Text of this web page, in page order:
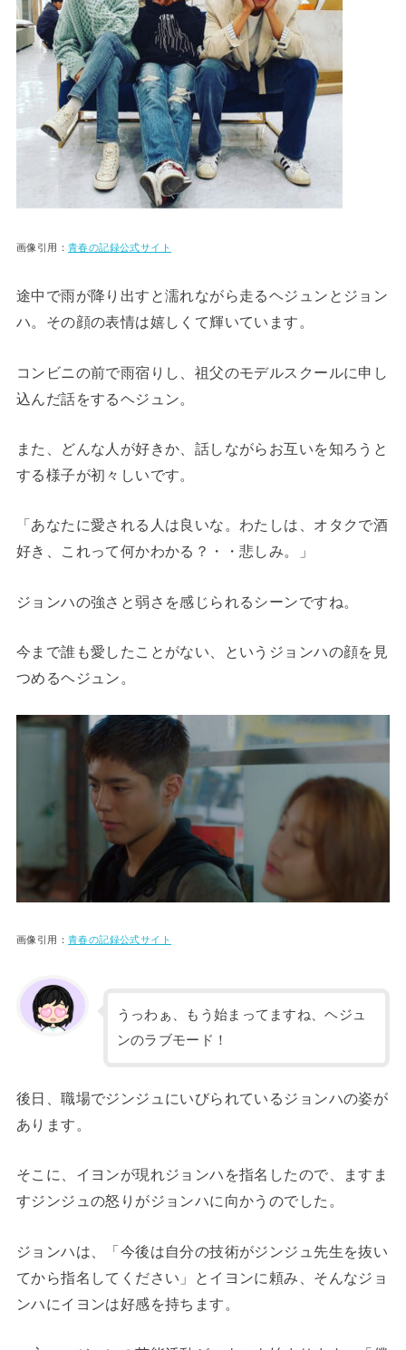
画像引用： 青春の記録公式サイト
途中で雨が降り出すと濡れながら走るヘジュンとジョン
ハ。その顔の表情は嬉しくて輝いています。
コンビニの前で雨宿りし、祖父のモデルスクールに申し
込んだ話をするヘジュン。
また、どんな人が好きか、話しながらお互いを知ろうと
する様子が初々しいです。
「あなたに愛される人は良いな。わたしは、オタクで酒
好き、これって何かわかる？・・悲しみ。」
ジョンハの強さと弱さを感じられるシーンですね。
今まで誰も愛したことがない、というジョンハの顔を見
つめるヘジュン。
画像引用： 青春の記録公式サイト
うっわぁ、もう始まってますね、ヘジュ
ンのラブモード！
後日、職場でジンジュにいびられているジョンハの姿が
あります。
そこに、イヨンが現れジョンハを指名したので、ますま
すジンジュの怒りがジョンハに向かうのでした。
ジョンハは、「今後は自分の技術がジンジュ先生を抜い
てから指名してください」とイヨンに頼み、そんなジョ
ンハにイヨンは好感を持ちます。